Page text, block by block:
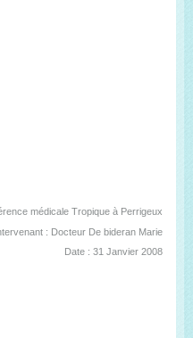
médicale Tropique à Perrigeux.
: Docteur De bideran Marie
Date : 31 Janvier 2008